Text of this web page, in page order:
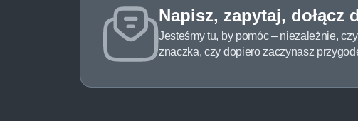
Napisz, zapytaj, dołącz
Jesteśmy tu, by pomóc – niezależnie,
znaczka, czy dopiero zaczynasz